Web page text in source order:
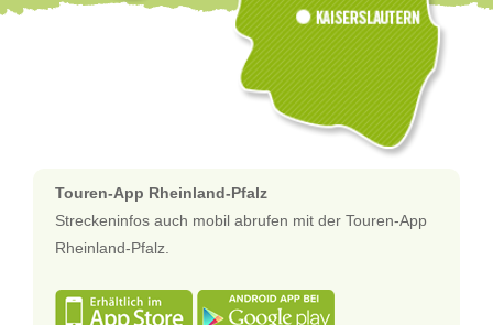
Touren-App Rheinland-Pfalz
Streckeninfos auch mobil abrufen mit der Touren-App
Rheinland-Pfalz.